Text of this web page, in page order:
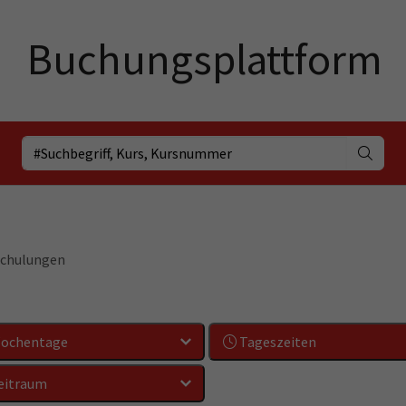
Tageszeiten